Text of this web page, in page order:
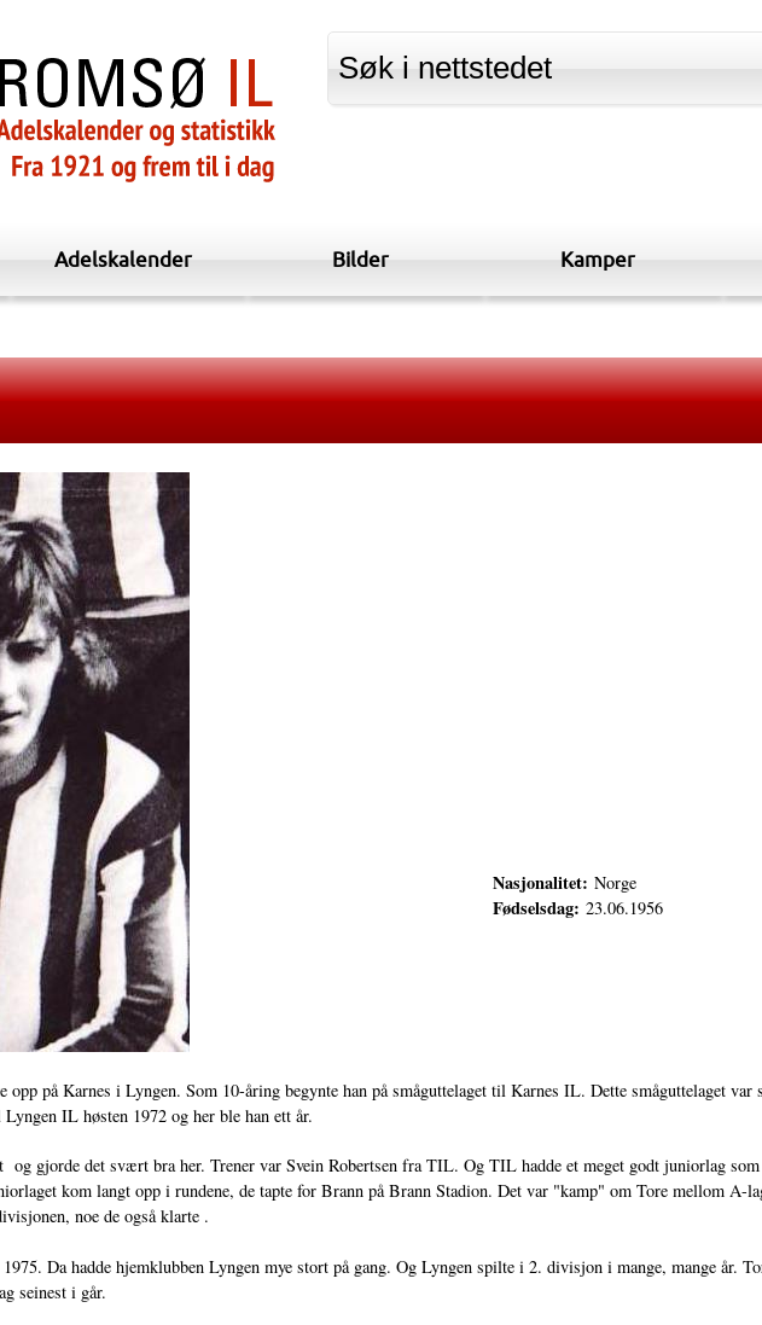
Adelskalender Bilder Kamper
Nasjonalitet:Norge
Fødselsdag:23.06.1956
opp på Karnes i Lyngen. Som 10-åring begynte han på småguttelaget til Karnes IL. Dette småguttelaget
IL høsten 1972 og her ble han ett år.
og gjorde det svært bra her. Trener var Svein Robertsen fra TIL. Og TIL hadde et meget godt juniorlag
kom langt opp i rundene, de tapte for Brann på Brann Stadion. Det var "kamp" om Tore mellom A-
noe de også klarte .
Da hadde hjemklubben Lyngen mye stort på gang. Og Lyngen spilte i 2. divisjon i mange, mange år.
seinest i går.